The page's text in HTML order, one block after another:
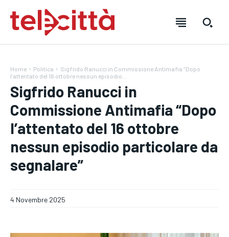
DIRETTA TELECITTÀ
DIRETTE RADIO
VENETO
DIRETTA TELECITTÀ
DIRETTE RADIO
VENETO
DIRETTA TELECITTÀ
DIRETTE RADIO
VENETO
Home Politica
Sigfrido Ranucci in Commissione Antimafia “Dopo
l’attentato del 16 ottobre nessun episodio...
Sigfrido Ranucci in
Commissione Antimafia “Dopo
l’attentato del 16 ottobre
nessun episodio particolare da
segnalare”
4 Novembre 2025